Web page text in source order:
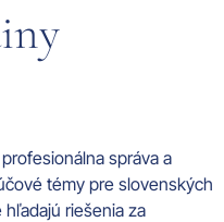
správa a
témy pre slovenských
riešenia za